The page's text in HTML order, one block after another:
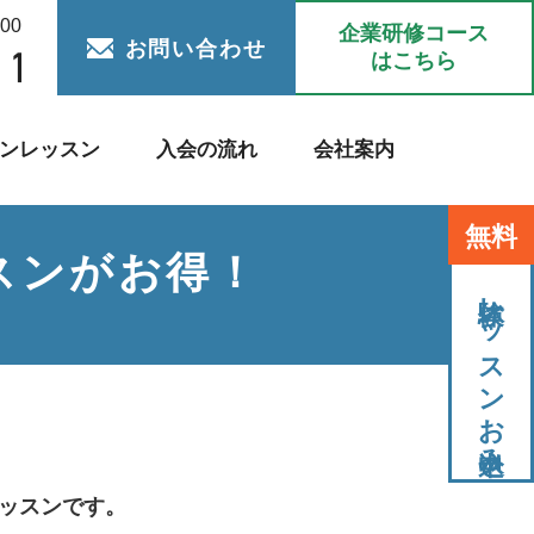
お問い合わせ
企業研修コース
はこちら
レッスン 入会の流れ 会社案内
無料
体験レッスンお申込み
がお得！
スンです。